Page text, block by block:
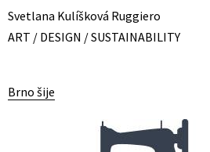
Svetlana Kulíšková Ruggiero
ART / DESIGN / SUSTAINABILITY
Brno šije